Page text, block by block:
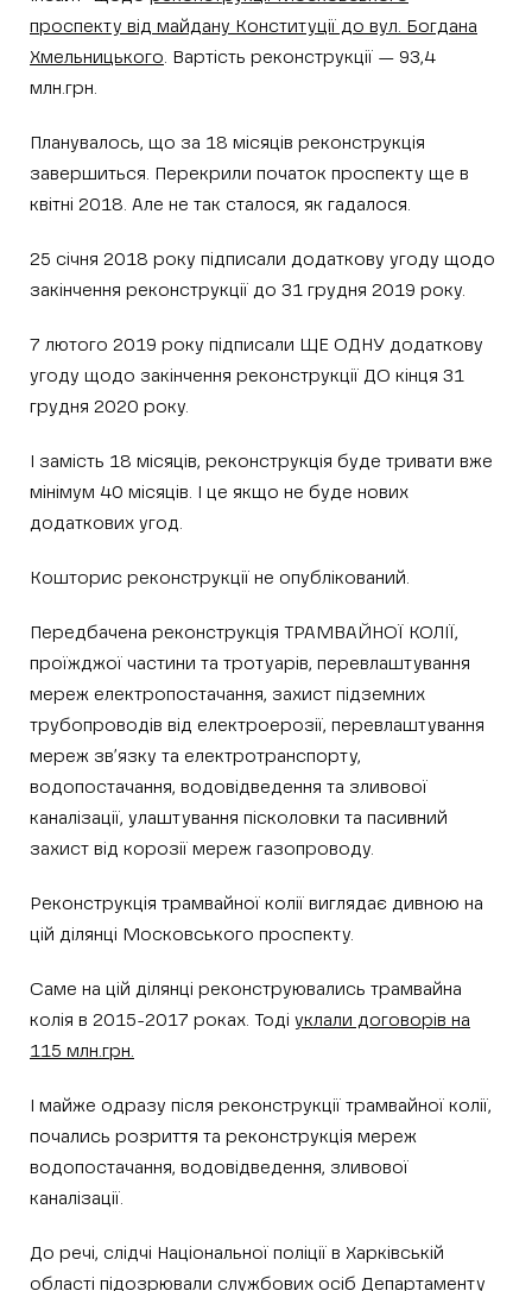
проспекту від майдану Конституції до вул. Богдана
Хмельницького. Вартість реконструкції — 93,4
млн.грн.
Планувалось, що за 18 місяців реконструкція
завершиться. Перекрили початок проспекту ще в
квітні 2018. Але не так сталося, як гадалося.
25 січня 2018 року підписали додаткову угоду щодо
закінчення реконструкції до 31 грудня 2019 року.
7 лютого 2019 року підписали ЩЕ ОДНУ додаткову
угоду щодо закінчення реконструкції ДО кінця 31
грудня 2020 року.
І замість 18 місяців, реконструкція буде тривати вже
мінімум 40 місяців. І це якщо не буде нових
додаткових угод.
Кошторис реконструкції не опублікований.
Передбачена реконструкція ТРАМВАЙНОЇ КОЛІЇ,
проїжджої частини та тротуарів, перевлаштування
мереж електропостачання, захист підземних
трубопроводів від електроерозії, перевлаштування
мереж зв’язку та електротранспорту,
водопостачання, водовідведення та зливової
каналізації, улаштування пісколовки та пасивний
захист від корозії мереж газопроводу.
Реконструкція трамвайної колії виглядає дивною на
цій ділянці Московського проспекту.
Саме на цій ділянці реконструювались трамвайна
колія в 2015-2017 роках. Тоді уклали договорів на
115 млн.грн.
І майже одразу після реконструкції трамвайної колії,
почались розриття та реконструкція мереж
водопостачання, водовідведення, зливової
каналізації.
До речі, слідчі Національної поліції в Харківській
області підозрювали службових осіб Департаменту